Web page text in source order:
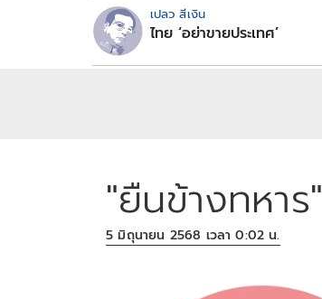
เปลว สีเงิน
ไทย ‘อย่าขายประเทศ’
"ยืนข้างทหาร"
5 มิถุนายน 2568 เวลา 0:02 น.